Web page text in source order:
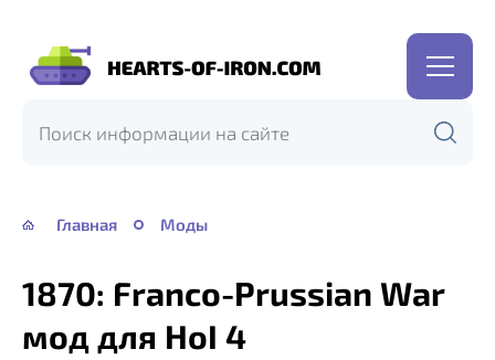
Hearts
Iron
Главная Моды
1870: Franco-Prussian War
мод для HoI 4